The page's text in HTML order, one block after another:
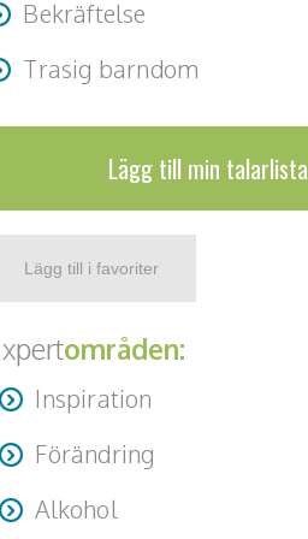
Bekräftelse
Trasig barndom
Lägg till min talarlista
områden:
Inspiration
Förändring
Alkohol